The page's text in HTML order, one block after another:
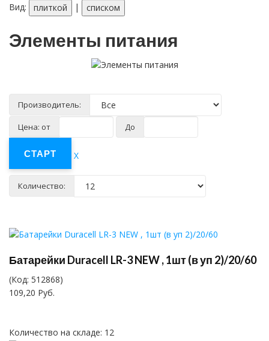
Вид: плиткой | списком
Элементы питания
Производитель:
Цена: от До
X
Количество:
Батарейки Duracell LR-3 NEW , 1шт (в уп 2)/20/60
(Код: 512868)
109,20 Руб.
Количество на складе: 12